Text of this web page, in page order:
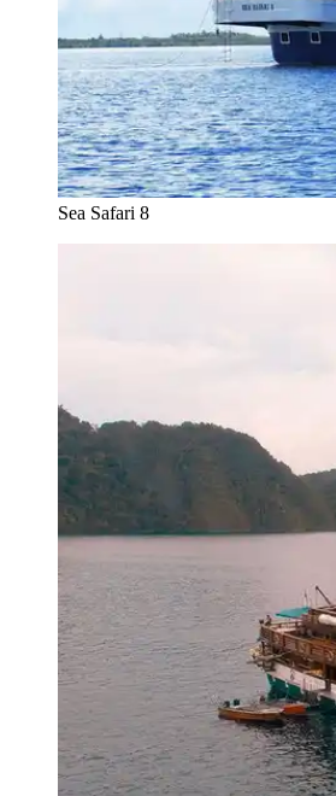
Sea Safari 8